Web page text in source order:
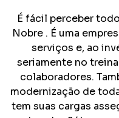
É fácil perceber
Nobre . É uma
serviços e, ao
seriamente no
colaboradores.
modernização de
tem suas cargas